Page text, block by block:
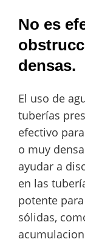
No es
densas.
El uso de
tuberías
efectivo
o muy
ayudar a
en las
potente
sólidas,